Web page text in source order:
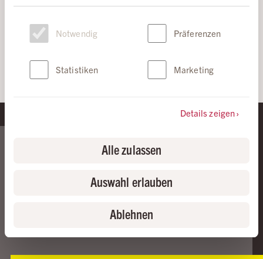
Einwilligungsauswahl
Notwendig
Präferenzen
Statistiken Marketing
Details zeigen
Alle zulassen
Auswahl erlauben
Ablehnen